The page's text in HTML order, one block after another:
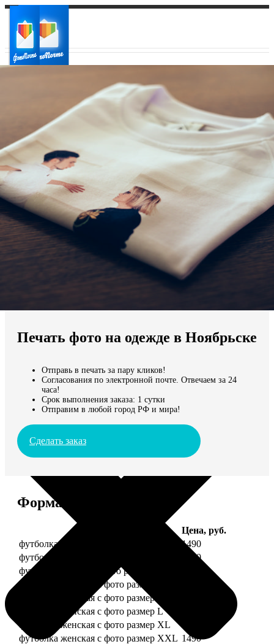
Ваш регион доставки
Выберите из списка:
Мы доставляем по всему миру
Продолжить без города
Печать фото на одежде в Ноябрьске
Отправь в печать за пару кликов!
Согласования по электронной почте. Отвечаем за 24
часа!
Срок выполнения заказа: 1 сутки
Отправим в любой город РФ и мира!
Сделать заказ
Форматы и цены
Цена, руб.
футболка детская с фото рост 118 см
1490
футболка детская с фото рост 128 см
1490
футболка детская с фото рост 134 см
футболка женская с фото размер S
футболка женская с фото размер M
футболка женская с фото размер L
футболка женская с фото размер XL
футболка женская с фото размер XXL 1490